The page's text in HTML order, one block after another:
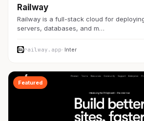
Railway
Railway is a full-stack cloud for
servers, databases, and m…
railway.app· Inter
Featured